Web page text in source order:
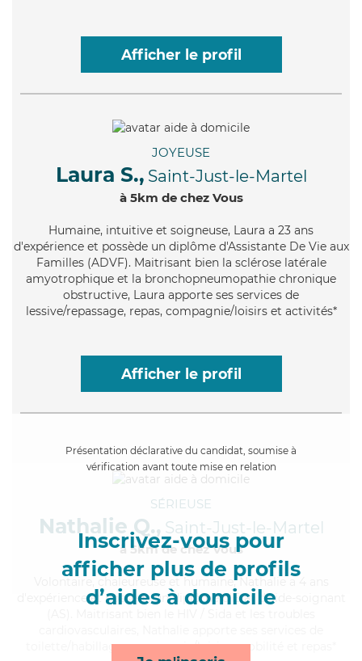
Afficher le profil
JOYEUSE
Laura S., Saint-Just-le-Martel
à 5km de chez Vous
Humaine, intuitive et soigneuse, Laura a 23 ans
d'expérience et possède un diplôme d'Assistante De Vie aux
Familles (ADVF). Maitrisant bien la sclérose latérale
amyotrophique et la bronchopneumopathie chronique
obstructive, Laura apporte ses services de
lessive/repassage, repas, compagnie/loisirs et activités*
Afficher le profil
Présentation déclarative du candidat, soumise à
vérification avant toute mise en relation
Inscrivez-vous pour
afficher plus de profils
d’aides à domicile
SÉRIEUSE
Nathalie Q., Saint-Just-le-Martel
à 5km de chez Vous
, chaleureuse et humaine, Nathalie a 4 ans
d'expérience et possède un diplôme d'Etat d'aide-soignant
toilette/habillage, compagnie/loisirs, mobilité et repas*